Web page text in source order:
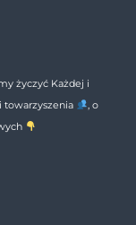
życzyć Każdej i
towarzyszenia
, o